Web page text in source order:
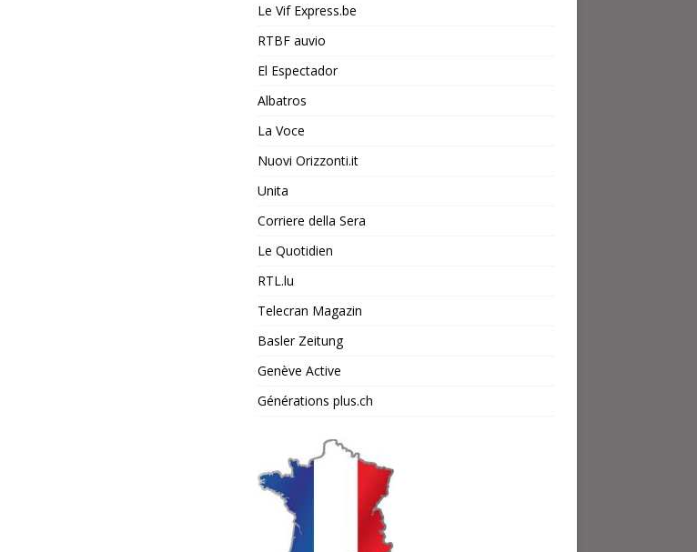
Le Vif Express.be
RTBF auvio
El Espectador
Albatros
La Voce
Nuovi Orizzonti.it
Unita
Corriere della Sera
Le Quotidien
RTL.lu
Telecran Magazin
Basler Zeitung
Genève Active
Générations plus.ch